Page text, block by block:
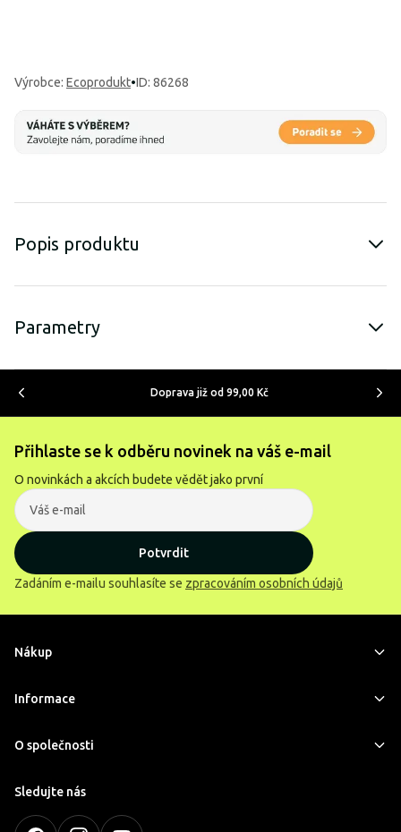
Výrobce: Ecoprodukt•ID: 86268
Popis produktu
Parametry
Doprava již od 99,00 Kč
Přihlaste se k odběru novinek na váš e-mail
O novinkách a akcích budete vědět jako první
Potvrdit
Zadáním e-mailu souhlasíte se zpracováním osobních údajů
Nákup
Informace
O společnosti
Sledujte nás